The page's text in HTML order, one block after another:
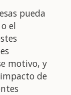
pueda
el
motivo, y
de